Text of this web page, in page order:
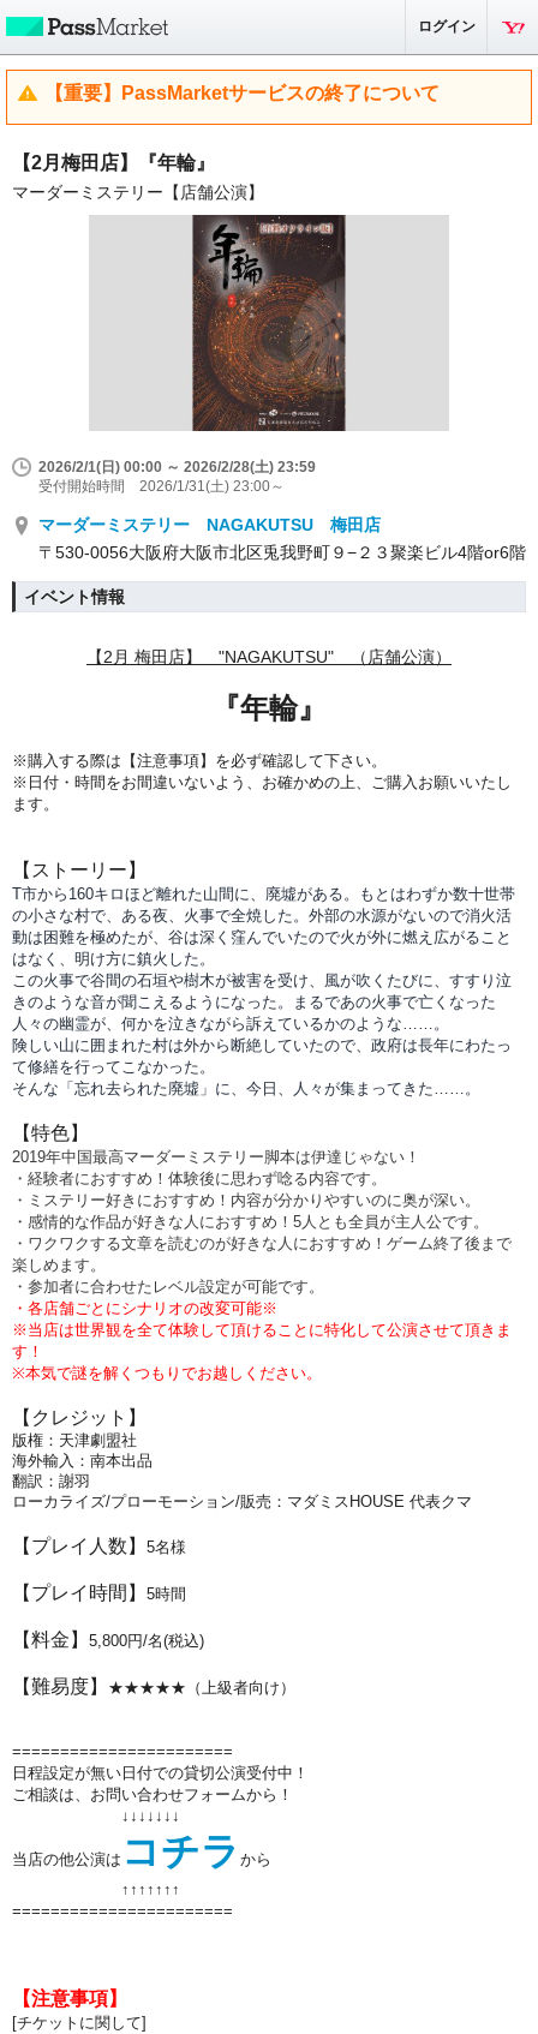
ログイン
【重要】PassMarketサービスの終了について
【2月梅田店】『年輪』
マーダーミステリー【店舗公演】
2026/2/1(日) 00:00 ～ 2026/2/28(土) 23:59
受付開始時間 2026/1/31(土) 23:00～
マーダーミステリー NAGAKUTSU 梅田店
〒530-0056大阪府大阪市北区兎我野町９−２３聚楽ビル4階or6階
イベント情報
【2月 梅田店】 "NAGAKUTSU" （店舗公演）
『年輪』
※購入する際は【注意事項】を必ず確認して下さい。
※日付・時間をお間違いないよう、 お確かめの上、ご購入お願いいたし
ます。
【ストーリー】
T市から160キロほど離れた山間に、廃墟がある。もとはわずか数十世帯
の小さな村で、ある夜、火事で全焼した。外部の水源がないので消火活
動は困難を極めたが、谷は深く窪んでいたので火が外に燃え広がること
はなく、明け方に鎮火した。
この火事で谷間の石垣や樹木が被害を受け、風が吹くたびに、すすり泣
きのような音が聞こえるようになった。まるであの火事で亡くなった
人々の幽霊が、何かを泣きながら訴えているかのような……。
険しい山に囲まれた村は外から断絶していたので、政府は長年にわたっ
て修繕を行ってこなかった。
そんな「忘れ去られた廃墟」に、今日、人々が集まってきた……。
【特色】
2019年中国最高マーダーミステリー脚本は伊達じゃない！
・経験者におすすめ！体験後に思わず唸る内容です。
・ミステリー好きにおすすめ！内容が分かりやすいのに奥が深い。
・感情的な作品が好きな人におすすめ！5人とも全員が主人公です。
・ワクワクする文章を読むのが好きな人におすすめ！ゲーム終了後まで
楽しめます。
・参加者に合わせたレベル設定が可能です。
・各店舗ごとにシナリオの改変可能※
※当店は世界観を全て体験して頂けることに特化して公演させて頂きま
す！
※本気で謎を解くつもりでお越しください。
【クレジット】
版権：天津劇盟社
海外輸入：南本出品
翻訳：謝羽
ローカライズ/プローモーション/販売：マダミスHOUSE 代表クマ
【プレイ人数】 5名様
【プレイ時間】 5時間
【料金】 5,800円/名(税込)
【難易度】 ★★★★★ （上級者向け）
=======================
日程設定が無い日付での貸切公演受付中！
ご相談は、お問い合わせフォームから！
↓↓↓↓↓↓↓
当店の他公演は コチラ から
↑↑ ↑↑ ↑↑ ↑
=======================
【注意事項】
[チケットに関して]